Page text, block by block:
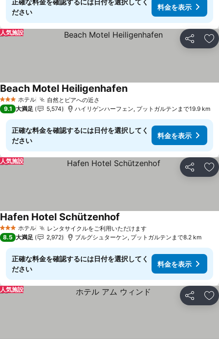
正確な料金を確認するには日付を選択してく
ださい
料金を表示
シェア お
人気施設
3 ホテルのランク
ホテル 自然とピアへの近さ
Beach Motel Heiligenhafen料金を表示
9.1 大満足 5,574 ハイリゲンハーフェン, プットガルテンまで19.9 km
正確な料金を確認するには日付を選択してく
ださい
料金を表示
シェア お
人気施設
3 ホテルのランク
ホテル レンタサイクルをご利用いただけます料金を表示
Hafen Hotel Schützenhof
8.5 大満足 2,972 ブルグシュターケン, プットガルテンまで8.2 km
正確な料金を確認するには日付を選択してく
ださい
料金を表示
シェア お
人気施設